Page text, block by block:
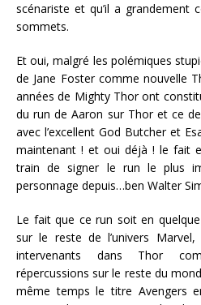
scénariste et qu’il a grandement
sommets.
Et oui, malgré les polémiques
de Jane Foster comme nouvelle
années de Mighty Thor ont
du run de Aaron sur Thor et ce
avec l’excellent God Butcher et
maintenant ! et oui déjà ! le fait
train de signer le run le plus
personnage depuis…ben Walter
Le fait que ce run soit en
sur le reste de l’univers
intervenants dans Thor
répercussions sur le reste du
même temps le titre Avengers